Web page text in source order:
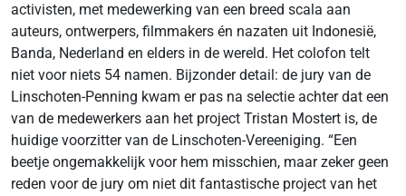
activisten, met medewerking van een breed scala aan
auteurs, ontwerpers, filmmakers én nazaten uit Indonesië,
Banda, Nederland en elders in de wereld. Het colofon telt
niet voor niets 54 namen. Bijzonder detail: de jury van de
Linschoten-Penning kwam er pas na selectie achter dat een
van de medewerkers aan het project Tristan Mostert is, de
huidige voorzitter van de Linschoten-Vereeniging. “Een
beetje ongemakkelijk voor hem misschien, maar zeker geen
reden voor de jury om niet dit fantastische project van het